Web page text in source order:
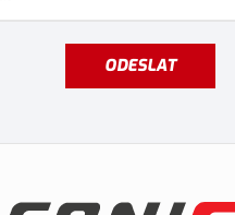
ODESLAT